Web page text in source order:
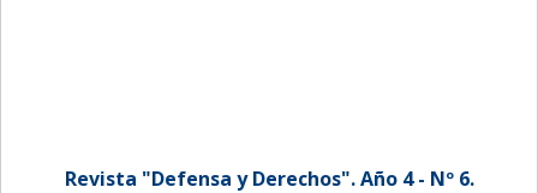
Revista "Defensa y Derechos". Año 4 - Nº 6.